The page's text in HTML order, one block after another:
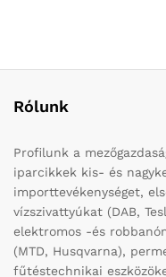
Rólunk
Profilunk a
iparcikkek kis- és
importtevékenységet,
vízszivattyúkat (DAB,
elektromos -és
(MTD, Husqvarna),
fűtéstechnikai